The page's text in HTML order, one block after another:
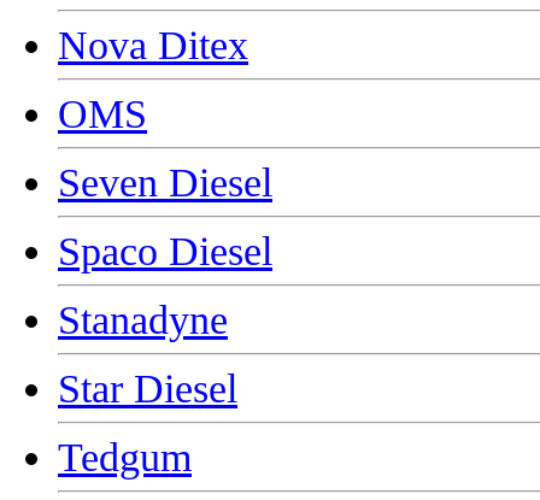
Nova Ditex
OMS
Seven Diesel
Spaco Diesel
Stanadyne
Star Diesel
Tedgum